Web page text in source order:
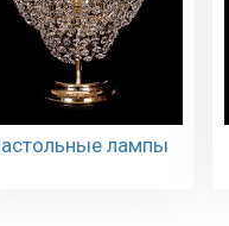
лампы